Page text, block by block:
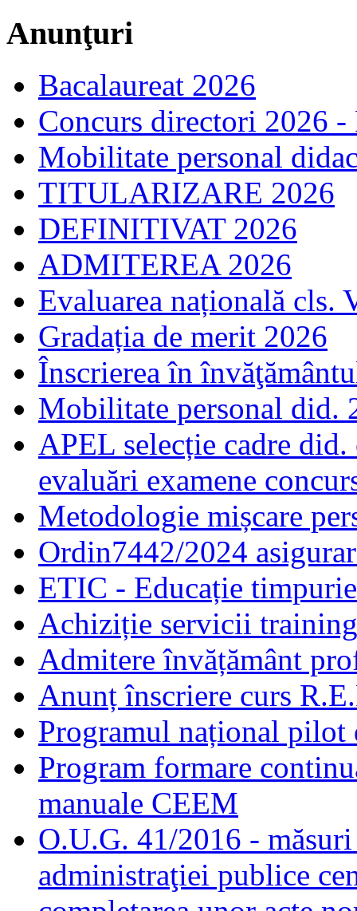
Anunţuri
Bacalaureat 2026
Concurs directori 2026 -
Mobilitate personal
TITULARIZARE 2026
DEFINITIVAT 2026
ADMITEREA 2026
Evaluarea națională cls.
Gradația de merit 2026
Înscrierea în
Mobilitate personal did.
APEL selecție cadre
evaluări examene
Metodologie mișcare
Ordin7442/2024
ETIC - Educație
Achiziție servicii
Admitere învățământ
Anunț înscriere curs
Programul național pilot
Program formare
manuale CEEM
O.U.G. 41/2016 -
administraţiei publice